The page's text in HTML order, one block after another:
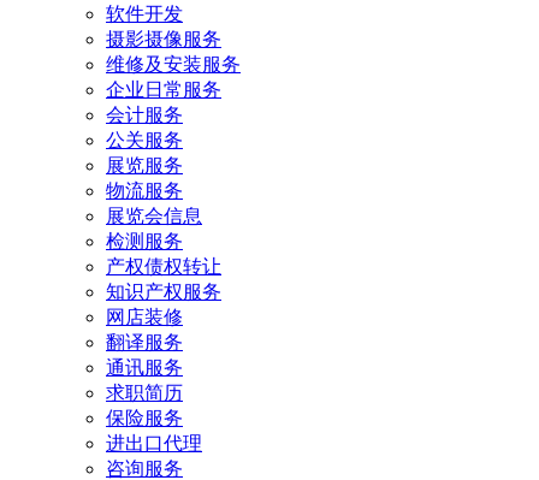
软件开发
摄影摄像服务
维修及安装服务
企业日常服务
会计服务
公关服务
展览服务
物流服务
展览会信息
检测服务
产权债权转让
知识产权服务
网店装修
翻译服务
通讯服务
求职简历
保险服务
进出口代理
咨询服务